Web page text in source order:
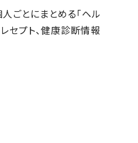
ごとにまとめる「ヘル
セプト、健康診断情報